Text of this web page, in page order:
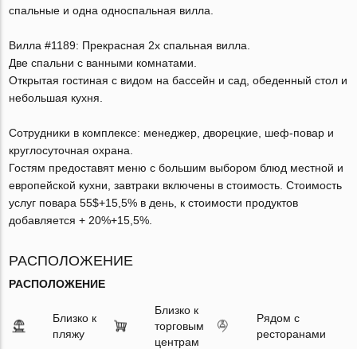
спальные и одна односпальная вилла.
Вилла #1189: Прекрасная 2х спальная вилла.
Две спальни с ванными комнатами.
Открытая гостиная с видом на бассейн и сад, обеденный стол и
небольшая кухня.
Сотрудники в комплексе: менеджер, дворецкие, шеф-повар и
круглосуточная охрана.
Гостям предоставят меню с большим выбором блюд местной и
европейской кухни, завтраки включены в стоимость. Стоимость
услуг повара 55$+15,5% в день, к стоимости продуктов
добавляется + 20%+15,5%.
РАСПОЛОЖЕНИЕ
РАСПОЛОЖЕНИЕ
Близко к
пляжу
Близко к
торговым
центрам
Рядом с
ресторанами